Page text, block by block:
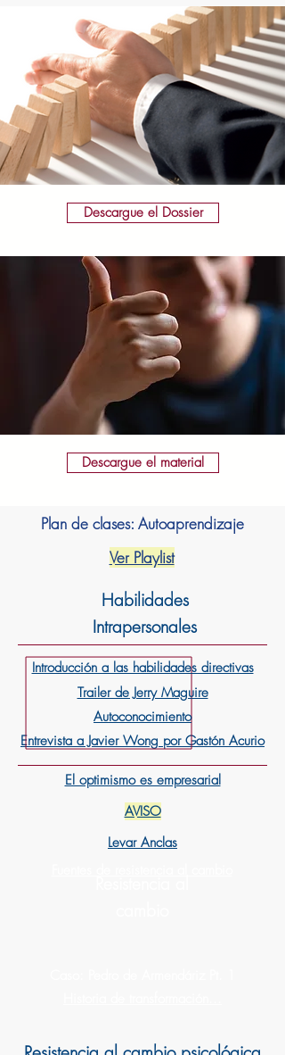
Descargue el Dossier
Descargue el material
Plan de clases: Autoaprendizaje
Bienvenida
Ver Playlist
Habilidades
Intrapersonales
Entrevista a Javier Wong por Gastón Acurio
El optimismo es empresarial
Levar Anclas
Introducción a las habilidades directivas
Trailer de Jerry Maguire
Autoconocimiento
AVISO